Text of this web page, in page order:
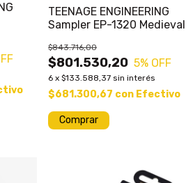
TEENAGE ENGINEERING
Sampler EP-1320 Medieval
$801.530,20
$843.716,00
5% OFF
6 x $133.588,37 sin interés
$681.300,67 con Efectivo